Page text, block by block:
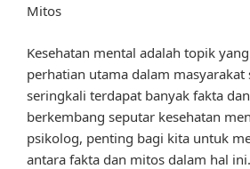
Mitos
Kesehatan mental adalah topik
perhatian utama dalam masyarakat
seringkali terdapat banyak fakta
berkembang seputar kesehatan
psikolog, penting bagi kita untuk
antara fakta dan mitos dalam hal ini.